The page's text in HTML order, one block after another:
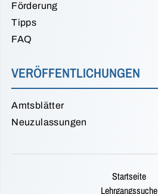
Förderung
Tipps
FAQ
VERÖFFENTLICHUNGEN
Amtsblätter
Neuzulassungen
Startseite
Lehrgangssuche